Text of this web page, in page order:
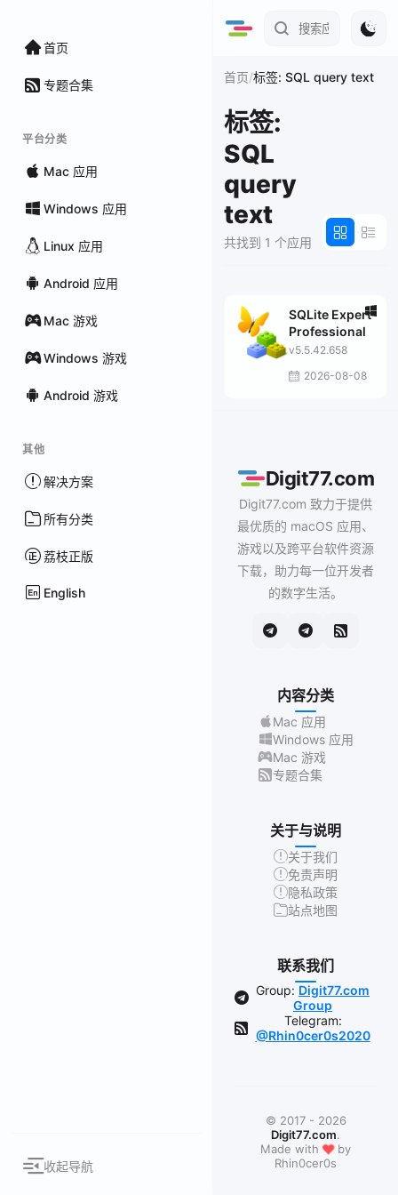
首页
专题合集
平台分类
Mac 应用
Windows 应用
Linux 应用
Android 应用
Mac 游戏
Windows 游戏
Android 游戏
其他
解决方案
所有分类
荔枝正版
English
收起导航
首页/标签: SQL query text
标签:
SQL
query
text
共找到 1 个应用
SQLite Expert
Professional
v5.5.42.658
2026-08-08
Digit77.com
Digit77.com 致力于提供
最优质的 macOS 应用、
游戏以及跨平台软件资源
下载，助力每一位开发者
的数字生活。
内容分类
Mac 应用
Windows 应用
Mac 游戏
专题合集
关于与说明
关于我们
免责声明
隐私政策
站点地图
联系我们
Group: Digit77.com
Group
Telegram:
@Rhin0cer0s2020
© 2017 - 2026
Digit77.com.
Made with ❤by
Rhin0cer0s